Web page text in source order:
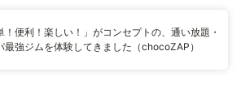
！便利！楽しい！」がコンセプトの、通い放題・
最強ジムを体験してきました（chocoZAP）